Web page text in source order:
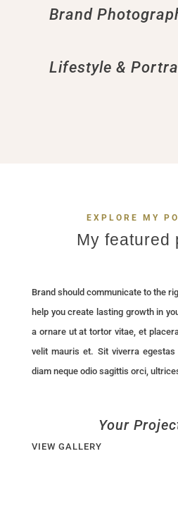
Brand
Lifestyle &
EXPLORE MY
My featured
Brand should communicate to the
help you create lasting growth in
a ornare ut at tortor vitae, et
velit mauris et. Sit viverra
diam neque odio sagittis orci,
Your
VIEW GALLERY